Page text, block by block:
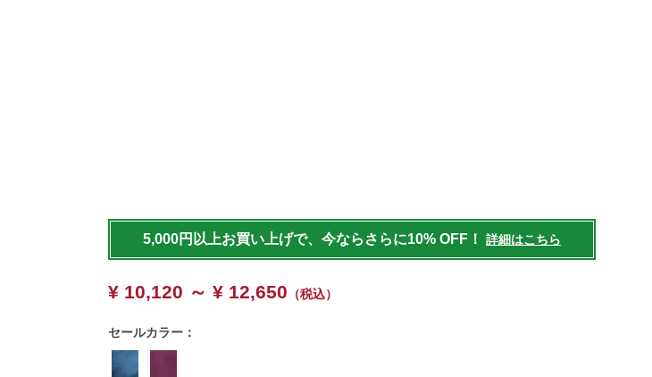
5,000円以上お買い上げで、今ならさらに10% OFF！ 詳細はこちら
¥ 10,120 ～ ¥ 12,650 （税込）
セールカラー：